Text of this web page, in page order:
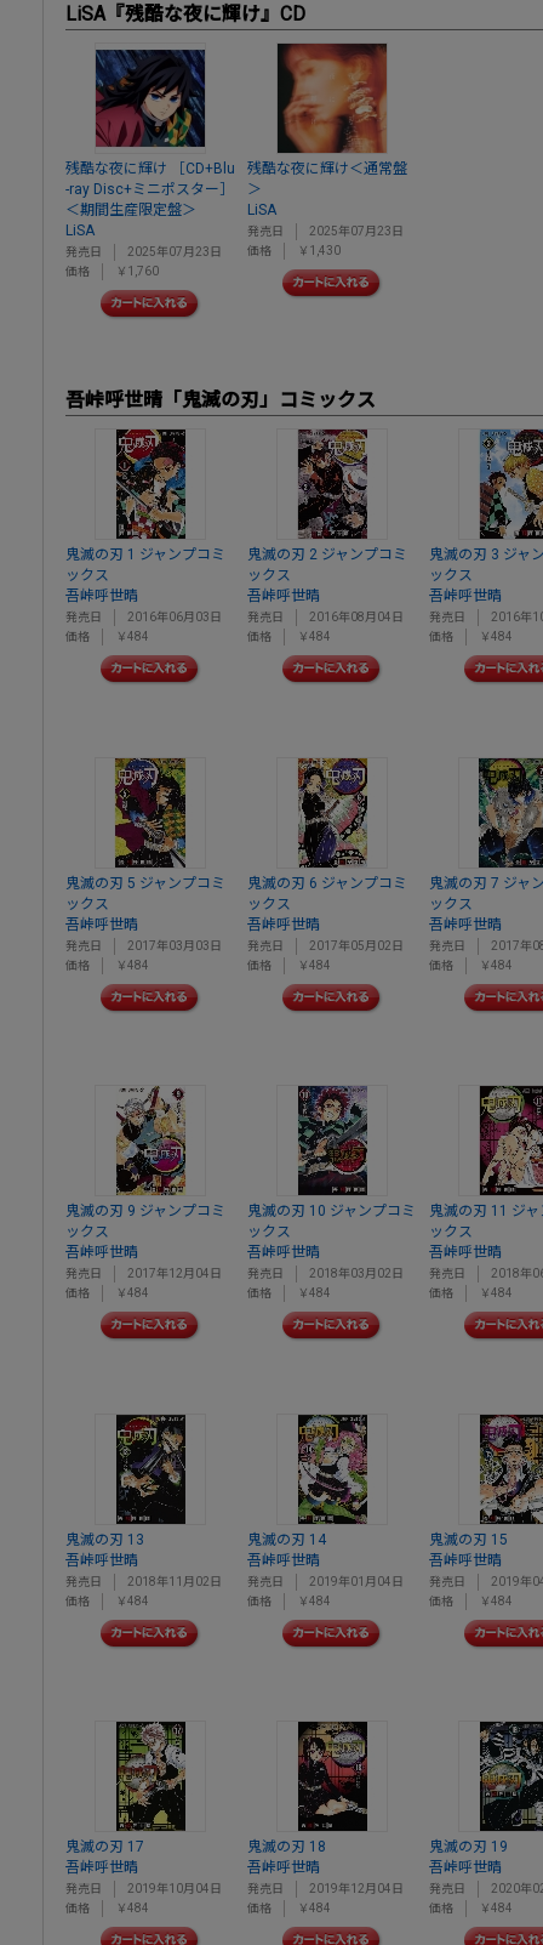
LiSA『残酷な夜に輝け』CD
残酷な夜に輝け ［CD+Blu
-ray Disc+ミニポスター］
＜期間生産限定盤＞
LiSA
発売日
2025年07月23日
価格
￥1,760
残酷な夜に輝け＜通常盤
＞
LiSA
発売日
2025年07月23日
価格
￥1,430
吾峠呼世晴「鬼滅の刃」コミックス
鬼滅の刃 1 ジャンプコミ
ックス
吾峠呼世晴
発売日
2016年06月03日
価格
￥484
鬼滅の刃 2 ジャンプコミ
ックス
吾峠呼世晴
発売日
2016年08月04日
価格
￥484
鬼滅の刃 3 ジャ
ックス
吾峠呼世晴
発売日
2016年
価格
￥484
鬼滅の刃 5 ジャンプコミ
ックス
吾峠呼世晴
発売日
2017年03月03日
価格
￥484
鬼滅の刃 6 ジャンプコミ
ックス
吾峠呼世晴
発売日
2017年05月02日
価格
￥484
鬼滅の刃 7 ジャ
ックス
吾峠呼世晴
発売日
2017年
価格
￥484
鬼滅の刃 9 ジャンプコミ
ックス
吾峠呼世晴
発売日
2017年12月04日
価格
￥484
鬼滅の刃 10 ジャンプコミ
ックス
吾峠呼世晴
発売日
2018年03月02日
価格
￥484
鬼滅の刃 11 ジ
ックス
吾峠呼世晴
発売日
2018年
価格
￥484
鬼滅の刃 13
吾峠呼世晴
発売日
2018年11月02日
価格
￥484
鬼滅の刃 14
吾峠呼世晴
発売日
2019年01月04日
価格
￥484
鬼滅の刃 15
吾峠呼世晴
発売日
2019年
価格
￥484
鬼滅の刃 17
吾峠呼世晴
発売日
2019年10月04日
価格
￥484
鬼滅の刃 18
吾峠呼世晴
発売日
2019年12月04日
価格
￥484
鬼滅の刃 19
吾峠呼世晴
発売日
2020年
価格
￥484